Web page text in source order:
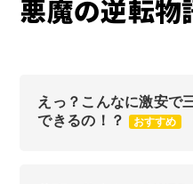
悪魔の逆転物
えっ？こんなに激安で
できるの！？
おすすめ